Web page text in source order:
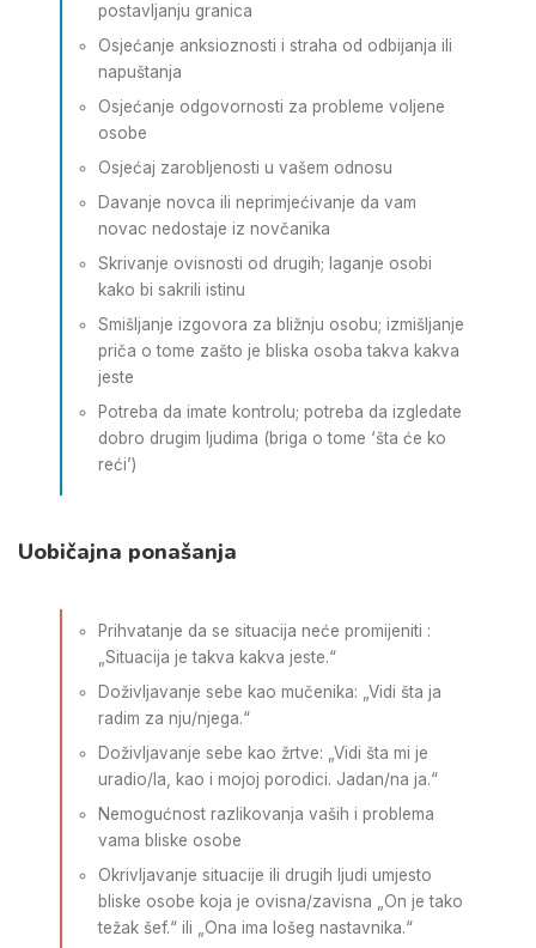
postavljanju granica
Osjećanje anksioznosti i straha od odbijanja ili
napuštanja
Osjećanje odgovornosti za probleme voljene
osobe
Osjećaj zarobljenosti u vašem odnosu
Davanje novca ili neprimjećivanje da vam
novac nedostaje iz novčanika
Skrivanje ovisnosti od drugih; laganje osobi
kako bi sakrili istinu
Smišljanje izgovora za bližnju osobu; izmišljanje
priča o tome zašto je bliska osoba takva kakva
jeste
Potreba da imate kontrolu; potreba da izgledate
dobro drugim ljudima (briga o tome ‘šta će ko
reći’)
Uobičajna ponašanja
Prihvatanje da se situacija neće promijeniti :
„Situacija je takva kakva jeste.“
Doživljavanje sebe kao mučenika: „Vidi šta ja
radim za nju/njega.“
Doživljavanje sebe kao žrtve: „Vidi šta mi je
uradio/la, kao i mojoj porodici. Jadan/na ja.“
Nemogućnost razlikovanja vaših i problema
vama bliske osobe
Okrivljavanje situacije ili drugih ljudi umjesto
bliske osobe koja je ovisna/zavisna „On je tako
težak šef.“ ili „Ona ima lošeg nastavnika.“